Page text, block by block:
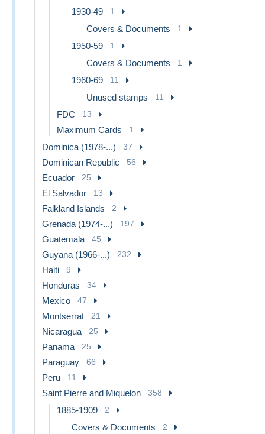
1930-49 1
Covers & Documents 1
1950-59 1
Covers & Documents 1
1960-69 11
Unused stamps 11
FDC 13
Maximum Cards 1
Dominica (1978-...) 37
Dominican Republic 56
Ecuador 25
El Salvador 13
Falkland Islands 2
Grenada (1974-...) 197
Guatemala 45
Guyana (1966-...) 232
Haiti 9
Honduras 34
Mexico 47
Montserrat 21
Nicaragua 25
Panama 25
Paraguay 66
Peru 11
Saint Pierre and Miquelon 358
1885-1909 2
Covers & Documents 2